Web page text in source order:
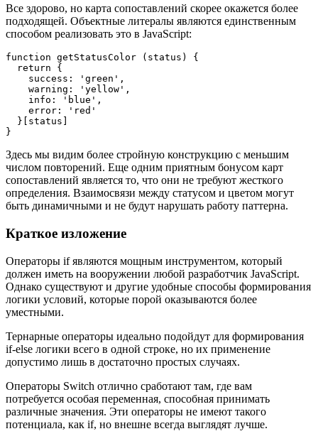
Все здорово, но карта сопоставлений скорее окажется более
подходящей. Объектные литералы являются единственным
способом реализовать это в JavaScript:
function getStatusColor (status) {
}
Здесь мы видим более стройную конструкцию с меньшим
числом повторений. Еще одним приятным бонусом карт
сопоставлений является то, что они не требуют жесткого
определения. Взаимосвязи между статусом и цветом могут
быть динамичными и не будут нарушать работу паттерна.
Краткое изложение
Операторы if являются мощным инструментом, который
должен иметь на вооружении любой разработчик JavaScript.
Однако существуют и другие удобные способы формирования
логики условий, которые порой оказываются более
уместными.
Тернарные операторы идеально подойдут для формирования
if-else логики всего в одной строке, но их применение
допустимо лишь в достаточно простых случаях.
Операторы Switch отлично сработают там, где вам
потребуется особая переменная, способная принимать
различные значения. Эти операторы не имеют такого
потенциала, как if, но внешне всегда выглядят лучше.